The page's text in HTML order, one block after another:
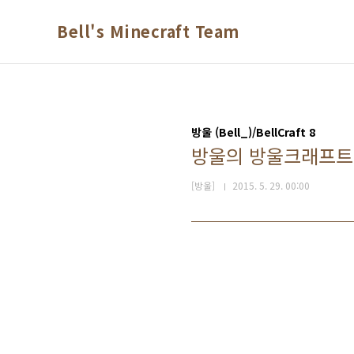
Bell's Minecraft Team
방울 (Bell_)/BellCraft 8
방울의 방울크래프
[방울] 2015. 5. 29. 00:00